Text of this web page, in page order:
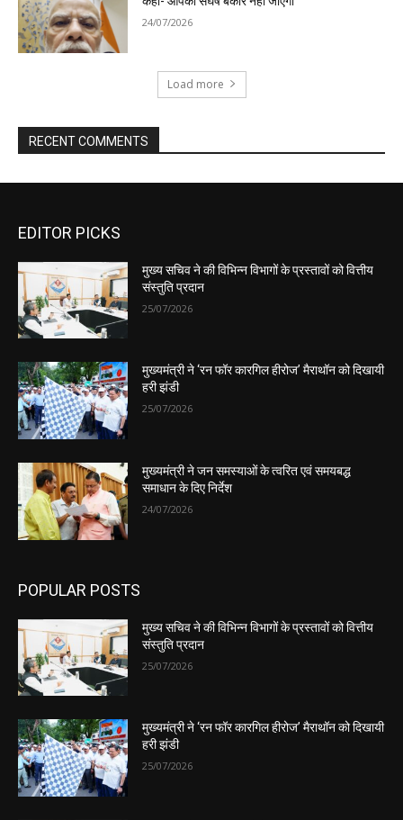
EDITOR PICKS
मुख्य सचिव ने की विभिन्न विभागों के प्रस्तावों को वित्तीय
संस्तुति प्रदान
25/07/2026
मुख्यमंत्री ने ‘रन फॉर कारगिल हीरोज’ मैराथॉन को दिखायी
हरी झंडी
25/07/2026
मुख्यमंत्री ने जन समस्याओं के त्वरित एवं समयबद्ध
समाधान के दिए निर्देश
24/07/2026
POPULAR POSTS
मुख्य सचिव ने की विभिन्न विभागों के प्रस्तावों को वित्तीय
संस्तुति प्रदान
25/07/2026
मुख्यमंत्री ने ‘रन फॉर कारगिल हीरोज’ मैराथॉन को दिखायी
हरी झंडी
25/07/2026